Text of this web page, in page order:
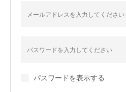
パスワードを表示する